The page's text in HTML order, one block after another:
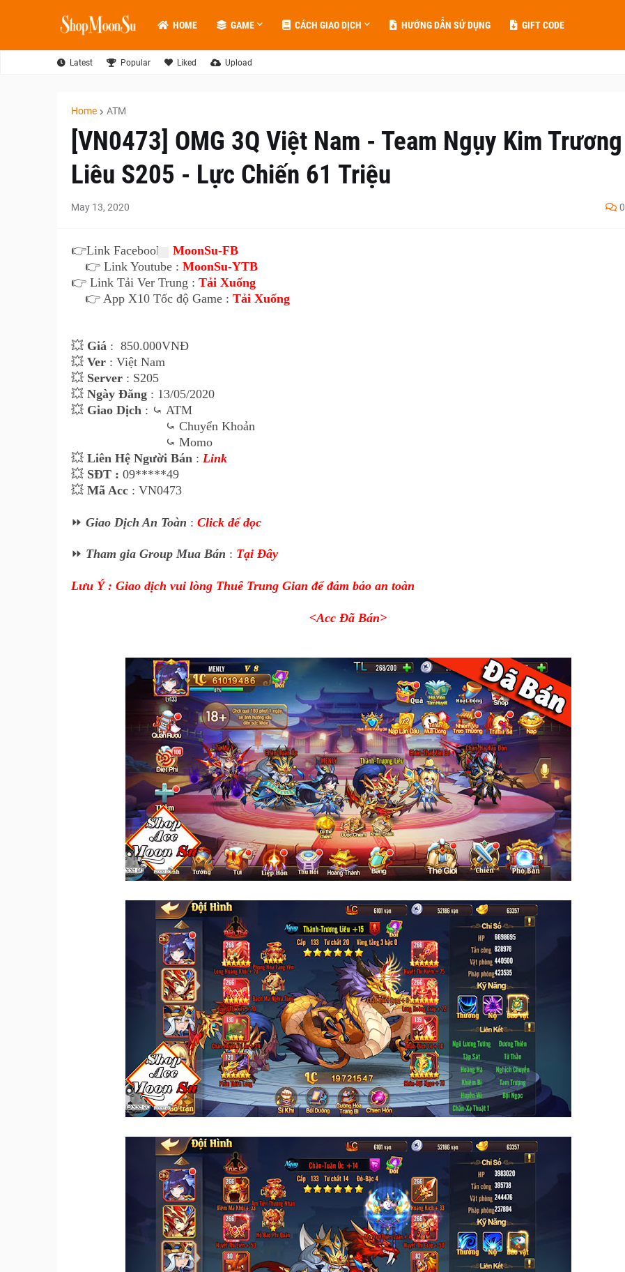
HOME GAME CÁCH GIAO DỊCH HƯỚNG DẪN SỬ DỤNG GIFT CODE
Latest Popular Liked Upload
Home ATM
[VN0473] OMG 3Q Việt Nam - Team Ngụy Kim Trương
Liêu S205 - Lực Chiến 61 Triệu
May 13, 2020 0
👉Link Facebook : MoonSu-FB
👉 Link Youtube : MoonSu-YTB
👉 Link Tải Ver Trung : Tải Xuống
👉 App X10 Tốc độ Game : Tải Xuống
💥 Giá : 850.000VNĐ
💥 Ver : Việt Nam
💥 Server : S205
💥 Ngày Đăng : 13/05/2020
💥 Giao Dịch : ⤿ ATM
⤿ Chuyển Khoản
⤿ Momo
💥 Liên Hệ Người Bán : Link
💥 SĐT : 09*****49
💥 Mã Acc : VN0473
⏩ Giao Dịch An Toàn : Click để đọc
⏩ Tham gia Group Mua Bán : Tại Đây
Lưu Ý : Giao dịch vui lòng Thuê Trung Gian để đảm bảo an toàn
<Acc Đã Bán>